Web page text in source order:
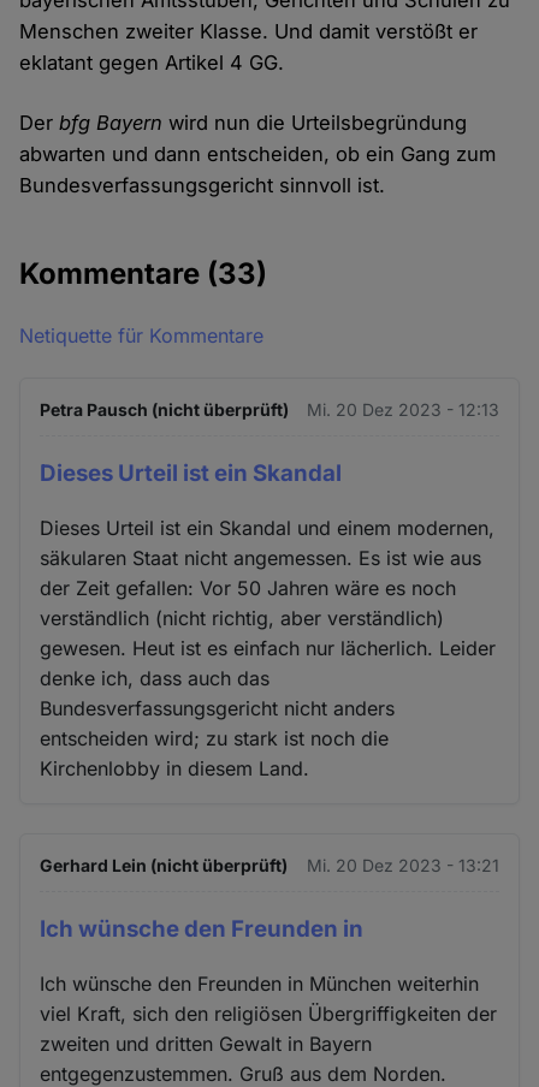
Menschen zweiter Klasse. Und damit verstößt er
eklatant gegen Artikel 4 GG.
Der bfg Bayern wird nun die Urteilsbegründung
abwarten und dann entscheiden, ob ein Gang zum
Bundesverfassungsgericht sinnvoll ist.
Kommentare (33)
Netiquette für Kommentare
Petra Pausch (nicht überprüft) Mi. 20 Dez 2023 - 12:13
Dieses Urteil ist ein Skandal
Dieses Urteil ist ein Skandal und einem modernen,
säkularen Staat nicht angemessen. Es ist wie aus
der Zeit gefallen: Vor 50 Jahren wäre es noch
verständlich (nicht richtig, aber verständlich)
gewesen. Heut ist es einfach nur lächerlich. Leider
denke ich, dass auch das
Bundesverfassungsgericht nicht anders
entscheiden wird; zu stark ist noch die
Kirchenlobby in diesem Land.
Gerhard Lein (nicht überprüft) Mi. 20 Dez 2023 - 13:21
Ich wünsche den Freunden in
Ich wünsche den Freunden in München weiterhin
viel Kraft, sich den religiösen Übergriffigkeiten der
zweiten und dritten Gewalt in Bayern
entgegenzustemmen. Gruß aus dem Norden.